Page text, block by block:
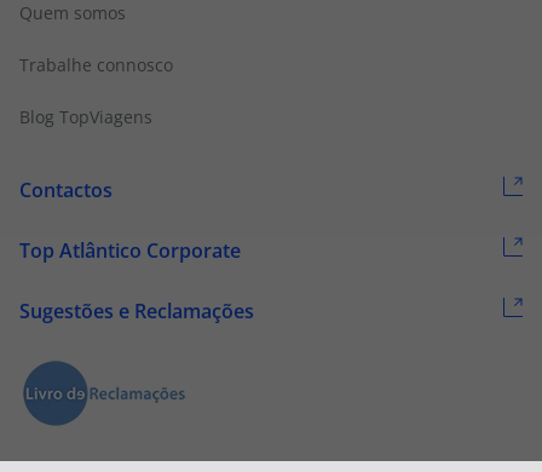
Quem somos
Trabalhe connosco
Blog TopViagens
Contactos
Top Atlântico Corporate
Sugestões e Reclamações